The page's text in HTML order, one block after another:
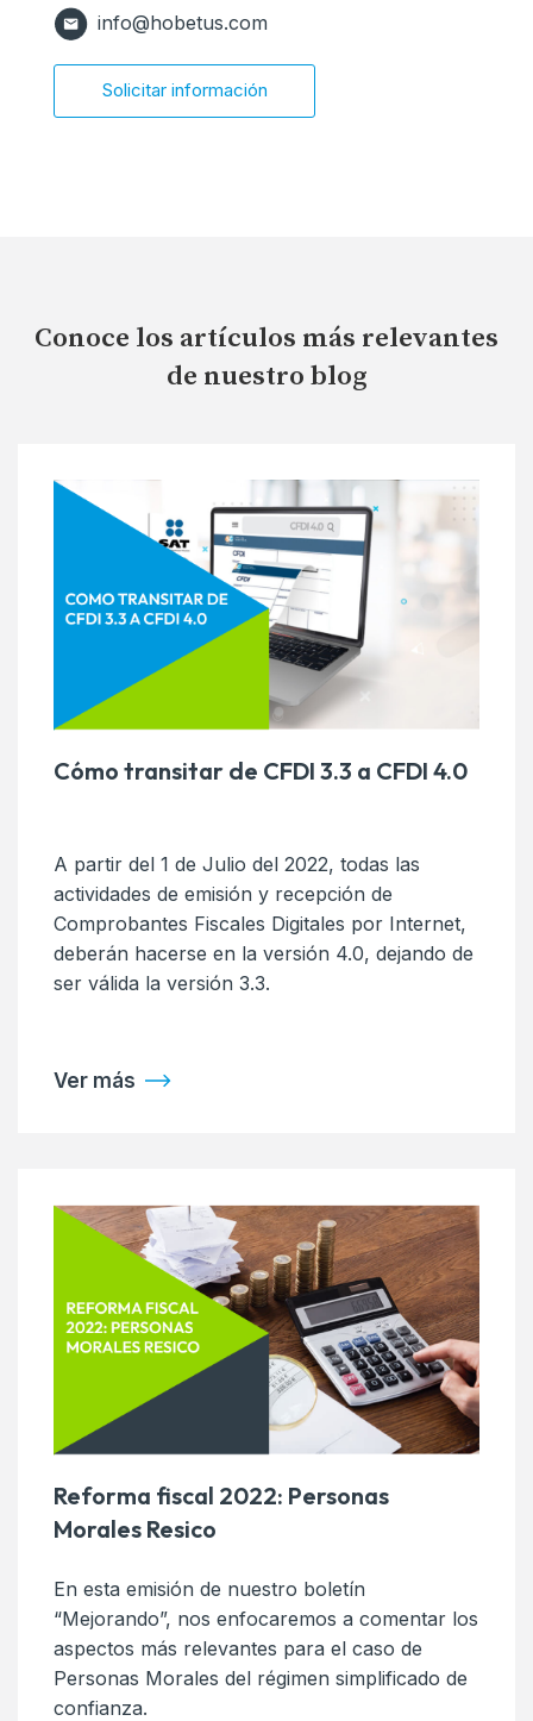
info@hobetus.com
Solicitar información
Conoce los artículos más relevantes
de nuestro blog
Cómo transitar de CFDI 3.3 a CFDI 4.0
A partir del 1 de Julio del 2022, todas las
actividades de emisión y recepción de
Comprobantes Fiscales Digitales por Internet,
deberán hacerse en la versión 4.0, dejando de
ser válida la versión 3.3.
Ver más
Reforma fiscal 2022: Personas
Morales Resico
En esta emisión de nuestro boletín
“Mejorando”, nos enfocaremos a comentar los
aspectos más relevantes para el caso de
Personas Morales del régimen simplificado de
confianza.